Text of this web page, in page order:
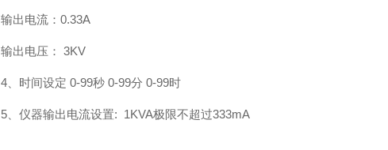
输出电流：0.33A
输出电压： 3KV
4、时间设定 0-99秒 0-99分 0-99时
5、仪器输出电流设置: 1KVA极限不超过333mA